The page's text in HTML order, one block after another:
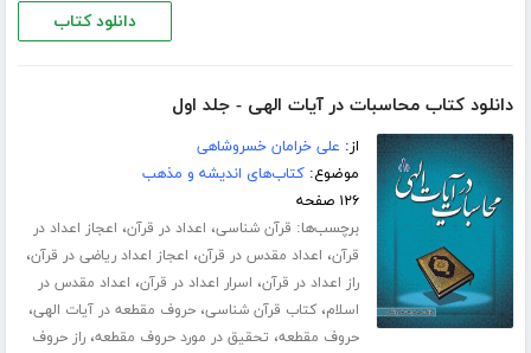
دانلود کتاب
دانلود کتاب محاسبات در آیات الهی - جلد اول
از: علی خرامان خسروشاهی
موضوع:کتاب‌های اندیشه و مذهب
۱۲۶ صفحه
برچسب‌ها: قرآن شناسی، اعداد در قرآن، اعجاز اعداد در
قرآن، اعداد مقدس در قرآن، اعجاز اعداد ریاضی در قرآن،
راز اعداد در قرآن، اسرار اعداد در قرآن، اعداد مقدس در
اسلام،کتاب قرآن شناسی،حروف مقطعه در آیات الهی،
حروف مقطعه، تحقیق در مورد حروف مقطعه،راز حروف